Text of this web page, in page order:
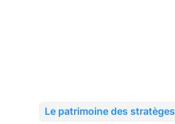
Le patrimoine des stratèges